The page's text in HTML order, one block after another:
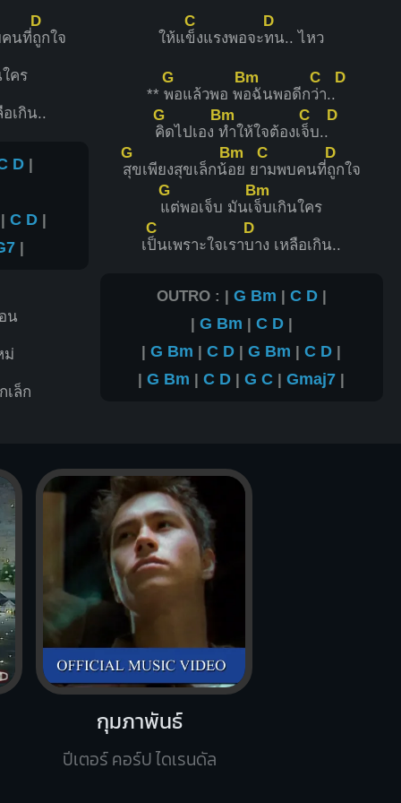
นที่
D
ถูกใจ
คร
อเกิน..
D|
C D |
|
น
ม่
เล็ก
ให้แ
C
ข็งแรงพอจะ
D
ทน.. ไหว
**
G
พอแล้วพอ พ
Bm
อฉันพอดีก
C
ว่า..
D
G
คิดไปเอง
Bm
ทำให้ใจต้องเ
C
จ็บ..
D
G
สุขเพียงสุขเล็กน้
Bm
อย ย
C
ามพบคนที่
D
ถูกใจ
G
แต่พอเจ็บ มันเ
Bm
จ็บเกินใคร
เ
C
ป็นเพราะใจเรา
D
บาง เหลือเกิน..
OUTRO : | G Bm | C D|
| G Bm | C D|
|G Bm |C D |G Bm |C D |
|G Bm |C D |G C |Gmaj7 |
กุมภาพันธ์
ปีเตอร์ คอร์ป ไดเรนดัล